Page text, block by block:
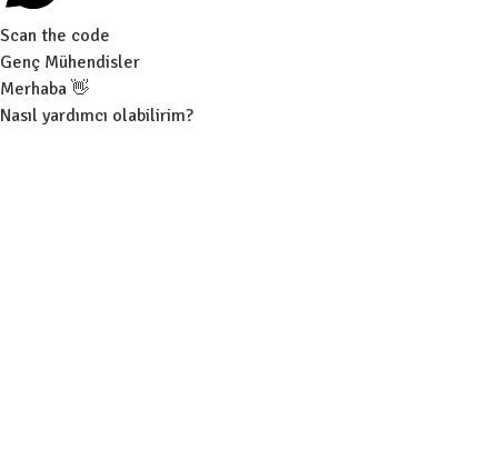
Scan the code
Genç Mühendisler
Merhaba 👋
Nasıl yardımcı olabilirim?